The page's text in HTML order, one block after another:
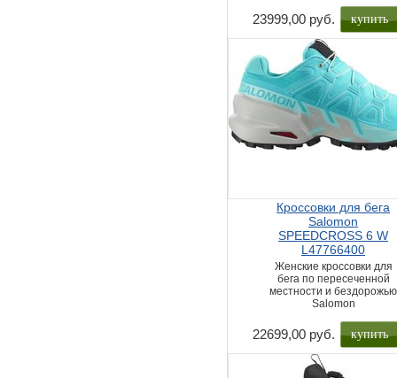
23999,00 руб. купить
Кроссовки для бега
Salomon
SPEEDCROSS 6 W
L47766400
Женские кроссовки для
бега по пересеченной
местности и бездорожью
Salomon
22699,00 руб. купить